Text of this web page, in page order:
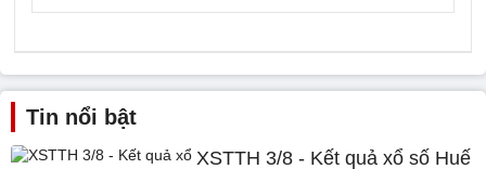
Tin nổi bật
XSTTH 3/8 - Kết quả xổ số Huế